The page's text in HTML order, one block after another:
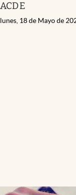
ACDE
lunes, 18 de Mayo de